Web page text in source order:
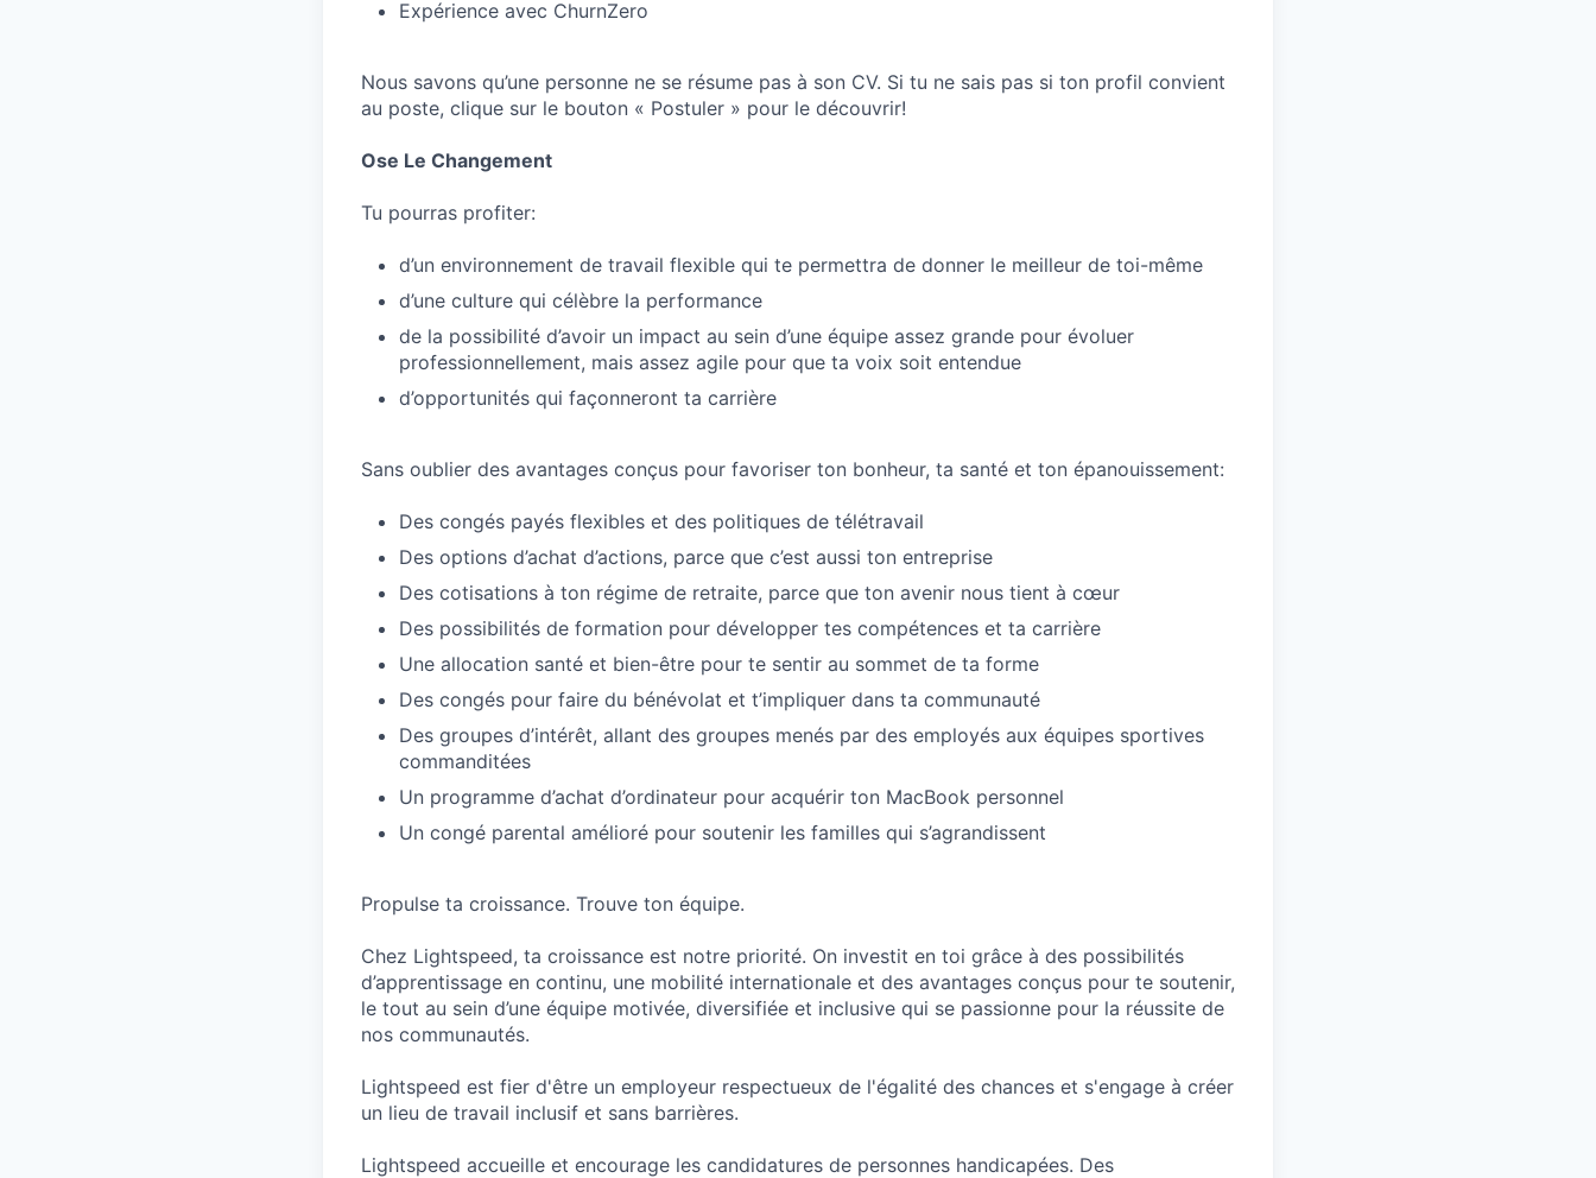
Expérience avec ChurnZero
Nous savons qu’une personne ne se résume pas à son CV. Si tu ne sais pas si ton profil convient
au poste, clique sur le bouton « Postuler » pour le découvrir!
Ose Le Changement
Tu pourras profiter:
d’un environnement de travail flexible qui te permettra de donner le meilleur de toi-même
d’une culture qui célèbre la performance
de la possibilité d’avoir un impact au sein d’une équipe assez grande pour évoluer
professionnellement, mais assez agile pour que ta voix soit entendue
d’opportunités qui façonneront ta carrière
Sans oublier des avantages conçus pour favoriser ton bonheur, ta santé et ton épanouissement:
Des congés payés flexibles et des politiques de télétravail
Des options d’achat d’actions, parce que c’est aussi ton entreprise
Des cotisations à ton régime de retraite, parce que ton avenir nous tient à cœur
Des possibilités de formation pour développer tes compétences et ta carrière
Une allocation santé et bien-être pour te sentir au sommet de ta forme
Des congés pour faire du bénévolat et t’impliquer dans ta communauté
Des groupes d’intérêt, allant des groupes menés par des employés aux équipes sportives
commanditées
Un programme d’achat d’ordinateur pour acquérir ton MacBook personnel
Un congé parental amélioré pour soutenir les familles qui s’agrandissent
Propulse ta croissance. Trouve ton équipe.
Chez Lightspeed, ta croissance est notre priorité. On investit en toi grâce à des possibilités
d’apprentissage en continu, une mobilité internationale et des avantages conçus pour te soutenir,
le tout au sein d’une équipe motivée, diversifiée et inclusive qui se passionne pour la réussite de
nos communautés.
Lightspeed est fier d'être un employeur respectueux de l'égalité des chances et s'engage à créer
un lieu de travail inclusif et sans barrières.
Lightspeed accueille et encourage les candidatures de personnes handicapées. Des